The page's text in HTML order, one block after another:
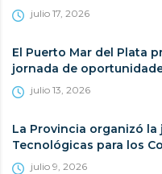
julio 17, 2026
El Puerto Mar del Plata
jornada de
julio 13, 2026
La Provincia organizó
Tecnológicas para los
julio 9, 2026